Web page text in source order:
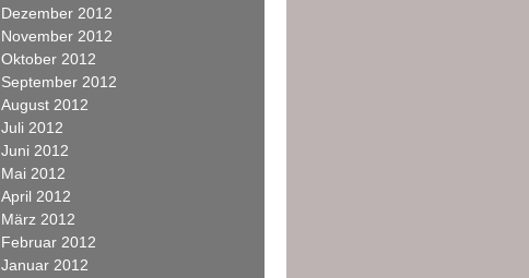
Dezember 2012
November 2012
Oktober 2012
September 2012
August 2012
Juli 2012
Juni 2012
Mai 2012
April 2012
März 2012
Februar 2012
Januar 2012